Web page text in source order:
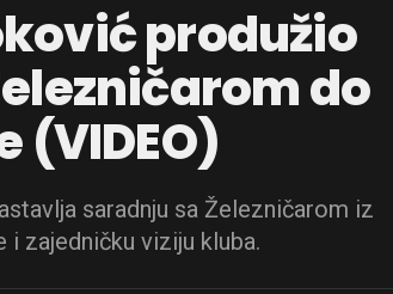
produžio
do
(VIDEO)
saradnju sa Železničarom iz
i zajedničku viziju kluba.